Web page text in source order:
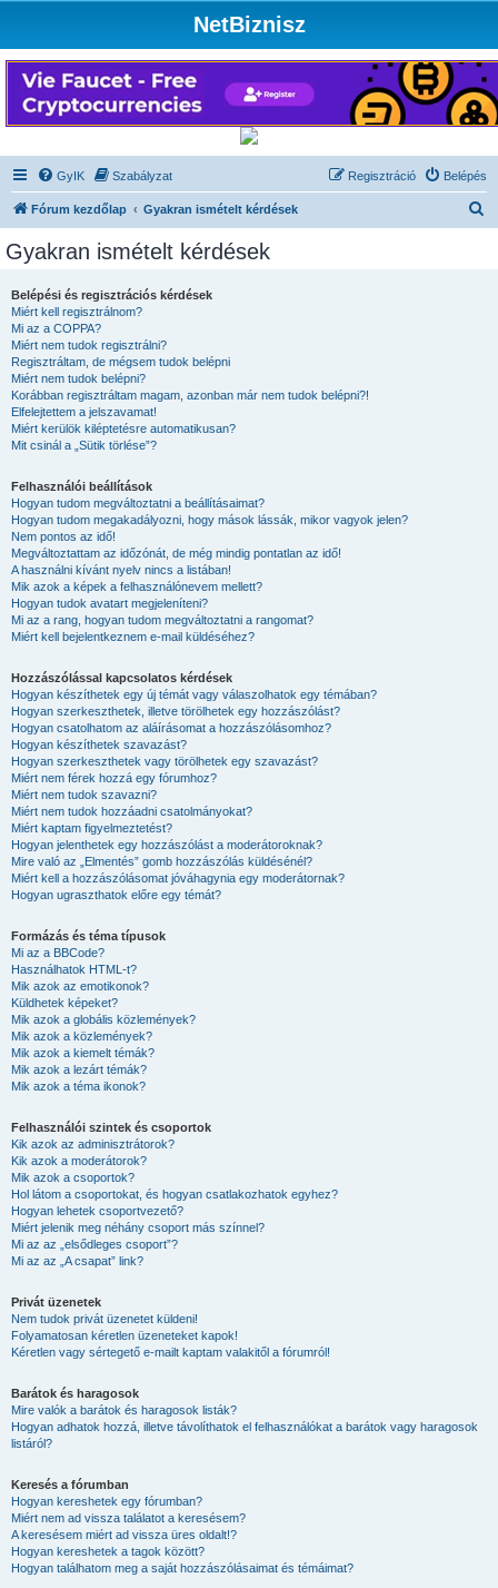
NetBiznisz
GyIK Szabályzat Belépés
Regisztráció
Fórum kezdőlap Gyakran ismételt kérdések
Gyakran ismételt kérdések
Belépési és regisztrációs kérdések
Miért kell regisztrálnom?
Mi az a COPPA?
Miért nem tudok regisztrálni?
Regisztráltam, de mégsem tudok belépni
Miért nem tudok belépni?
Korábban regisztráltam magam, azonban már nem tudok belépni?!
Elfelejtettem a jelszavamat!
Miért kerülök kiléptetésre automatikusan?
Mit csinál a „Sütik törlése”?
Felhasználói beállítások
Hogyan tudom megváltoztatni a beállításaimat?
Hogyan tudom megakadályozni, hogy mások lássák, mikor vagyok jelen?
Nem pontos az idő!
Megváltoztattam az időzónát, de még mindig pontatlan az idő!
A használni kívánt nyelv nincs a listában!
Mik azok a képek a felhasználónevem mellett?
Hogyan tudok avatart megjeleníteni?
Mi az a rang, hogyan tudom megváltoztatni a rangomat?
Miért kell bejelentkeznem e-mail küldéséhez?
Hozzászólással kapcsolatos kérdések
Hogyan készíthetek egy új témát vagy válaszolhatok egy témában?
Hogyan szerkeszthetek, illetve törölhetek egy hozzászólást?
Hogyan csatolhatom az aláírásomat a hozzászólásomhoz?
Hogyan készíthetek szavazást?
Hogyan szerkeszthetek vagy törölhetek egy szavazást?
Miért nem férek hozzá egy fórumhoz?
Miért nem tudok szavazni?
Miért nem tudok hozzáadni csatolmányokat?
Miért kaptam figyelmeztetést?
Hogyan jelenthetek egy hozzászólást a moderátoroknak?
Mire való az „Elmentés” gomb hozzászólás küldésénél?
Miért kell a hozzászólásomat jóváhagynia egy moderátornak?
Hogyan ugraszthatok előre egy témát?
Formázás és téma típusok
Mi az a BBCode?
Használhatok HTML-t?
Mik azok az emotikonok?
Küldhetek képeket?
Mik azok a globális közlemények?
Mik azok a közlemények?
Mik azok a kiemelt témák?
Mik azok a lezárt témák?
Mik azok a téma ikonok?
Felhasználói szintek és csoportok
Kik azok az adminisztrátorok?
Kik azok a moderátorok?
Mik azok a csoportok?
Hol látom a csoportokat, és hogyan csatlakozhatok egyhez?
Hogyan lehetek csoportvezető?
Miért jelenik meg néhány csoport más színnel?
Mi az az „elsődleges csoport”?
Mi az az „A csapat” link?
Privát üzenetek
Nem tudok privát üzenetet küldeni!
Folyamatosan kéretlen üzeneteket kapok!
Kéretlen vagy sértegető e-mailt kaptam valakitől a fórumról!
Barátok és haragosok
Mire valók a barátok és haragosok listák?
Hogyan adhatok hozzá, illetve távolíthatok el felhasználókat a barátok vagy haragosok
listáról?
Keresés a fórumban
Hogyan kereshetek egy fórumban?
Miért nem ad vissza találatot a keresésem?
A keresésem miért ad vissza üres oldalt!?
Hogyan kereshetek a tagok között?
Hogyan találhatom meg a saját hozzászólásaimat és témáimat?